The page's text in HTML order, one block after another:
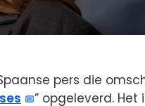
pers die
” opgeleverd. Het